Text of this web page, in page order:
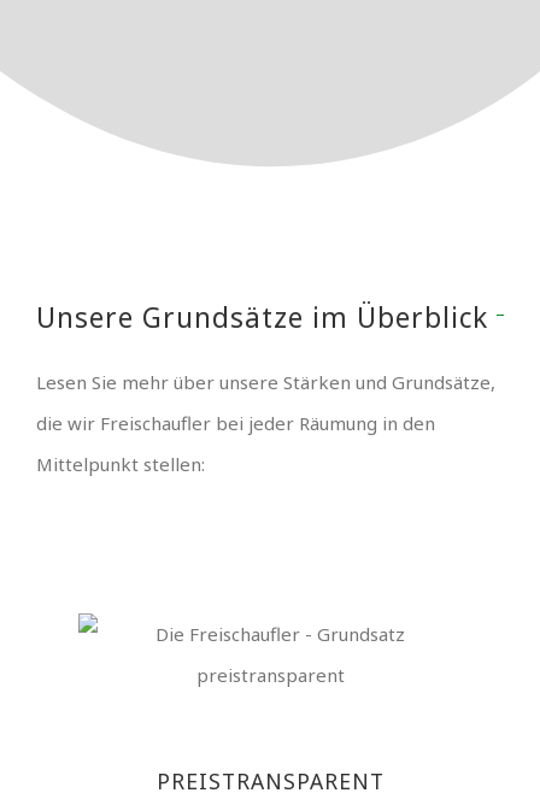
Unsere Grundsätze im Überblick
Lesen Sie mehr über unsere Stärken und Grundsätze,
die wir Freischaufler bei jeder Räumung in den
Mittelpunkt stellen:
PREISTRANSPARENT